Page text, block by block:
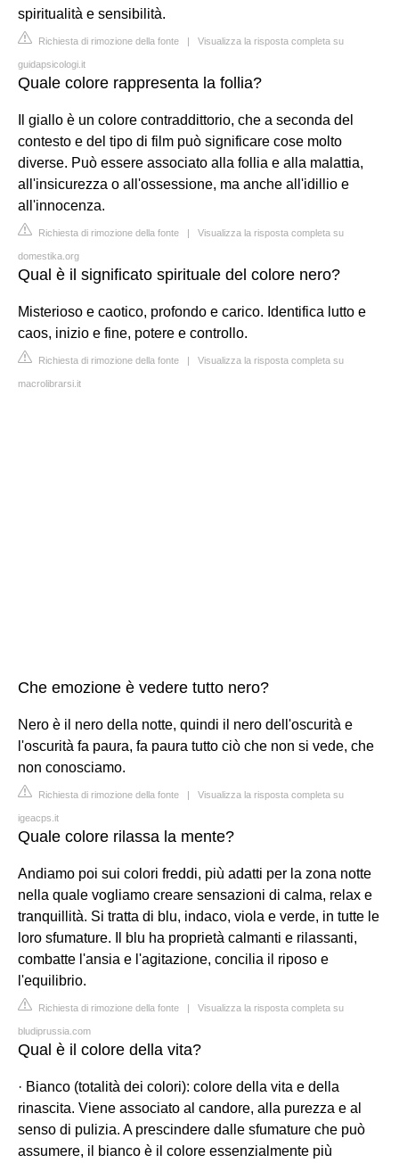
spiritualità e sensibilità.
Richiesta di rimozione della fonte | Visualizza la risposta completa su
guidapsicologi.it
Quale colore rappresenta la follia?
Il giallo è un colore contraddittorio, che a seconda del
contesto e del tipo di film può significare cose molto
diverse. Può essere associato alla follia e alla malattia,
all'insicurezza o all'ossessione, ma anche all'idillio e
all'innocenza.
Richiesta di rimozione della fonte | Visualizza la risposta completa su
domestika.org
Qual è il significato spirituale del colore nero?
Misterioso e caotico, profondo e carico. Identifica lutto e
caos, inizio e fine, potere e controllo.
Richiesta di rimozione della fonte | Visualizza la risposta completa su
macrolibrarsi.it
Che emozione è vedere tutto nero?
Nero è il nero della notte, quindi il nero dell'oscurità e
l'oscurità fa paura, fa paura tutto ciò che non si vede, che
non conosciamo.
Richiesta di rimozione della fonte | Visualizza la risposta completa su
igeacps.it
Quale colore rilassa la mente?
Andiamo poi sui colori freddi, più adatti per la zona notte
nella quale vogliamo creare sensazioni di calma, relax e
tranquillità. Si tratta di blu, indaco, viola e verde, in tutte le
loro sfumature. Il blu ha proprietà calmanti e rilassanti,
combatte l'ansia e l'agitazione, concilia il riposo e
l'equilibrio.
Richiesta di rimozione della fonte | Visualizza la risposta completa su
bludiprussia.com
Qual è il colore della vita?
· Bianco (totalità dei colori): colore della vita e della
rinascita. Viene associato al candore, alla purezza e al
senso di pulizia. A prescindere dalle sfumature che può
assumere, il bianco è il colore essenzialmente più